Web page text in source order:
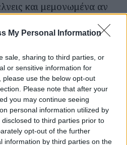
My Personal Information
sale, sharing to third parties, or
or sensitive information for
use the below opt-out
Please note that after your
you may continue seeing
personal information utilized by
to third parties prior to
opt-out of the further
information by third parties on the
και μεμονωμένα αν
παϊδάκια και πάει
25€ το άτομο με κρασί